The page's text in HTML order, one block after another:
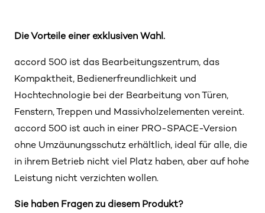
Die Vorteile einer exklusiven Wahl.
accord 500 ist das Bearbeitungszentrum, das
Kompaktheit, Bedienerfreundlichkeit und
Hochtechnologie bei der Bearbeitung von Türen,
Fenstern, Treppen und Massivholzelementen vereint.
accord 500 ist auch in einer PRO-SPACE-Version
ohne Umzäunungsschutz erhältlich, ideal für alle, die
in ihrem Betrieb nicht viel Platz haben, aber auf hohe
Leistung nicht verzichten wollen.
Sie haben Fragen zu diesem Produkt?